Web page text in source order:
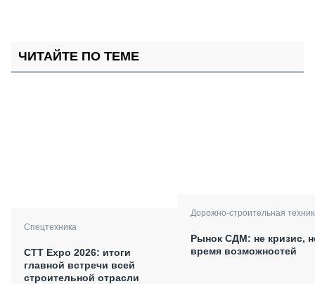
ЧИТАЙТЕ ПО ТЕМЕ
Спецтехника
СТТ Expo 2026: итоги
главной встречи всей
строительной отрасли
Дорожно-строительная
Рынок СДМ: не кризис,
время возможностей